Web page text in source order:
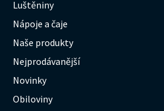
Luštěniny
Nápoje a čaje
Naše produkty
Nejprodávanější
Novinky
Obiloviny